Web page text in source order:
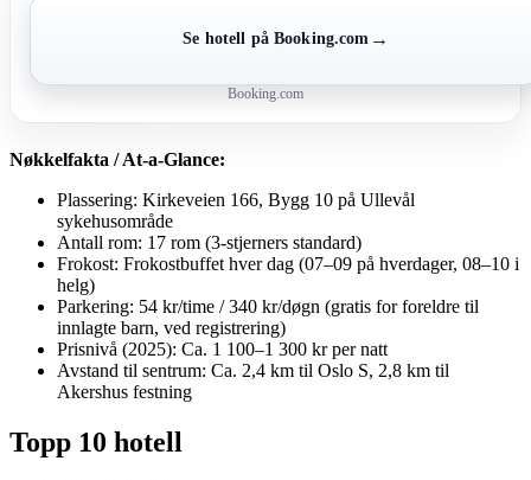
Se hotell på Booking.com →
Booking.com
Nøkkelfakta / At-a-Glance:
Plassering: Kirkeveien 166, Bygg 10 på Ullevål
sykehusområde
Antall rom: 17 rom (3-stjerners standard)
Frokost: Frokostbuffet hver dag (07–09 på hverdager, 08–10 i
helg)
Parkering: 54 kr/time / 340 kr/døgn (gratis for foreldre til
innlagte barn, ved registrering)
Prisnivå (2025): Ca. 1 100–1 300 kr per natt
Avstand til sentrum: Ca. 2,4 km til Oslo S, 2,8 km til
Akershus festning
Topp 10 hotell